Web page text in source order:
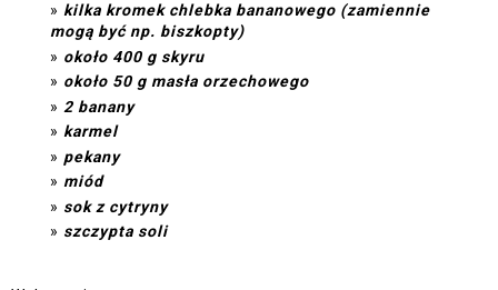
kilka kromek chlebka bananowego (zamiennie
mogą być np. biszkopty)
około 400 g skyru
około 50 g masła orzechowego
2 banany
karmel
pekany
miód
sok z cytryny
szczypta soli